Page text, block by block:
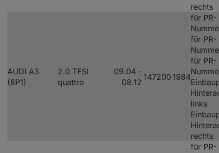
rechts
AUDI A3
(8P1)
2.0 TFSI
quattro
09.04 -
08.12
147200 1984
für PR-
für PR-
für PR-
links
rechts
für PR-